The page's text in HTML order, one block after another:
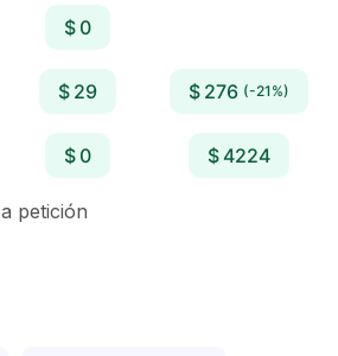
$ 0
$ 29 $ 276 (-21%)
$ 0 $ 4224
a petición